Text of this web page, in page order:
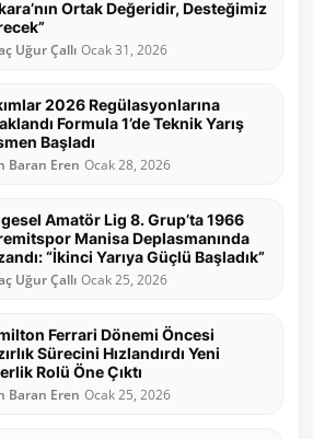
Ortak Değeridir, Desteğimiz
Uğur Çallı Ocak 31, 2026
2026 Regülasyonlarına
Formula 1’de Teknik Yarış
Başladı
Baran Eren Ocak 28, 2026
Amatör Lig 8. Grup’ta 1966
Manisa Deplasmanında
“İkinci Yarıya Güçlü Başladık”
Uğur Çallı Ocak 25, 2026
Ferrari Dönemi Öncesi
Sürecini Hızlandırdı Yeni
Rolü Öne Çıktı
Baran Eren Ocak 25, 2026